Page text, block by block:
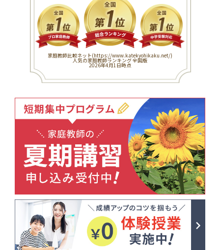
家庭教師比較ネット(https://www.katekyohikaku.net/)
人気の家庭教師ランキング 全国版
2026年4月1日時点